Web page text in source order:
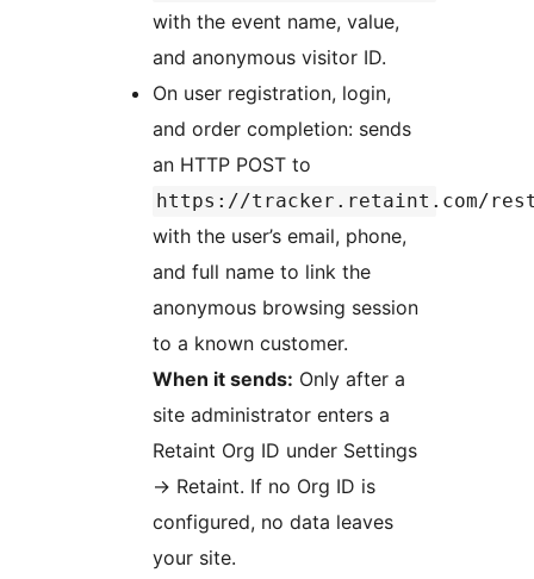
with the event name, value,
and anonymous visitor ID.
On user registration, login,
and order completion: sends
an HTTP POST to
https://tracker.retaint.com/
with the user’s email, phone,
and full name to link the
anonymous browsing session
to a known customer.
When it sends: Only after a
site administrator enters a
Retaint Org ID under Settings
→ Retaint. If no Org ID is
configured, no data leaves
your site.